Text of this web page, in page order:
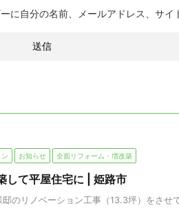
に自分の名前、メールアドレス、サイ
お知らせ 全面リフォーム・増改築
して平屋住宅に | 姫路市
邸のリノベーション工事（13.3坪）をさせ